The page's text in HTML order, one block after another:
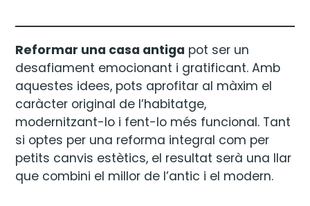
Reformar una casa antiga pot ser un
desafiament emocionant i gratificant. Amb
aquestes idees, pots aprofitar al màxim el
caràcter original de l’habitatge,
modernitzant-lo i fent-lo més funcional. Tant
si optes per una reforma integral com per
petits canvis estètics, el resultat serà una llar
que combini el millor de l’antic i el modern.